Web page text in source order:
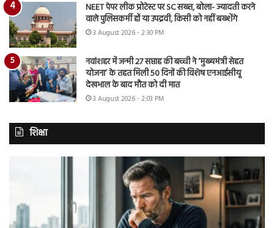
NEET पेपर लीक प्रोटेस्ट पर SC सख्त, बोला- ज्यादती करने
वाले पुलिसकर्मी हों या उपद्रवी, किसी को नहीं बख्शेंगे
3 August 2026 - 2:30 PM
नवांशहर में जन्मी 27 सप्ताह की बच्ची ने ‘मुख्यमंत्री सेहत
योजना’ के तहत मिली 50 दिनों की विशेष एनआईसीयू
देखभाल के बाद मौत को दी मात
3 August 2026 - 2:03 PM
शिक्षा